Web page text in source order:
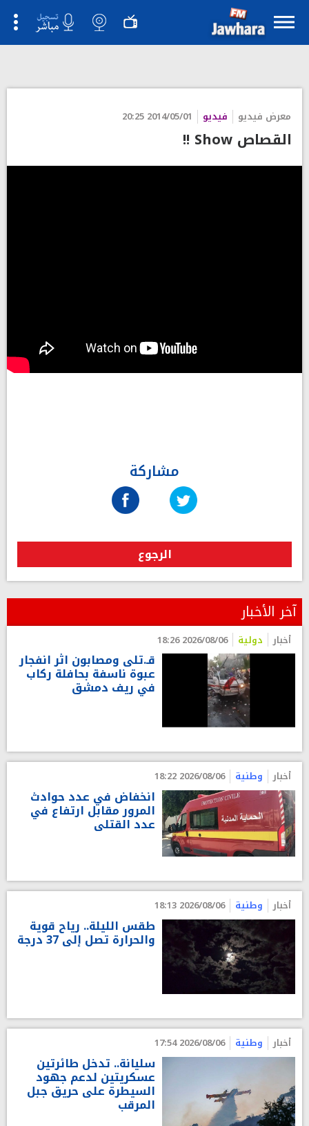
معرض فيديو فيديو 2014/05/01 20:25
القصاص Show !!
مشاركة
الرجوع
آخر الأخبار
أخبار دولية 2026/08/06 18:26
قـ.تلى ومصابون اثر انفجار
عبوة ناسفة بحافلة ركاب
في ريف دمشق
أخبار وطنية 2026/08/06 18:22
انخفاض في عدد حوادث
المرور مقابل ارتفاع في
عدد القتلى
أخبار وطنية 2026/08/06 18:13
طقس الليلة.. رياح قوية
والحرارة تصل إلى 37 درجة
أخبار وطنية 2026/08/06 17:54
سليانة.. تدخل طائرتين
عسكريتين لدعم جهود
السيطرة على حريق جبل
المرقب